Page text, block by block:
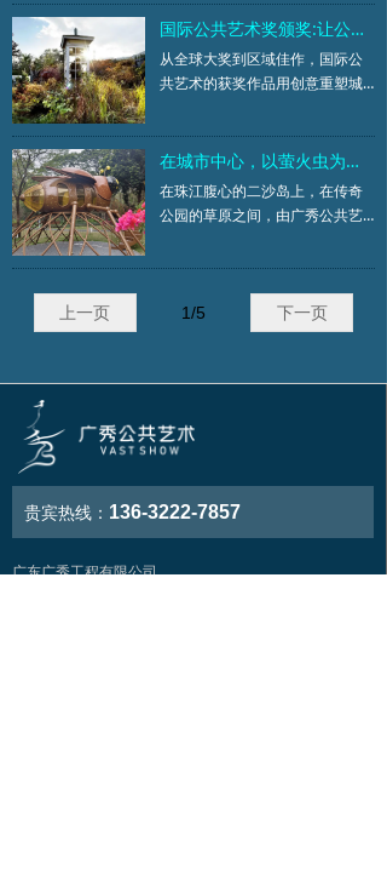
国际公共艺术奖颁奖:让公共艺术重塑地方价值导向
从全球大奖到区域佳作，国际公
共艺术的获奖作品用创意重塑城
地方注入新的价值与温度。
在城市中心，以萤火虫为邻 -- 广州二沙岛萤火虫雕塑装置建成开放
在珠江腹心的二沙岛上，在传奇
公园的草原之间，由广秀公共艺
作品正式落成。它就像一只放大
呼吸，以光为语言，在明者与死
者之间，唤醒野趣，向过往的行
上一页 下一页
1/5
贵宾热线： 136-3222-7857
广东广秀工程有限公司